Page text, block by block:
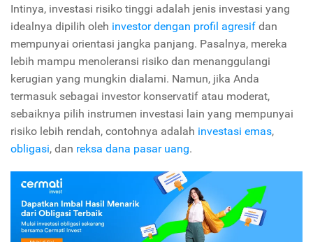
Intinya, investasi risiko tinggi adalah jenis investasi yang
idealnya dipilih oleh investor dengan profil agresif dan
mempunyai orientasi jangka panjang. Pasalnya, mereka
lebih mampu menoleransi risiko dan menanggulangi
kerugian yang mungkin dialami. Namun, jika Anda
termasuk sebagai investor konservatif atau moderat,
sebaiknya pilih instrumen investasi lain yang mempunyai
risiko lebih rendah, contohnya adalah investasi emas,
obligasi, dan reksa dana pasar uang.